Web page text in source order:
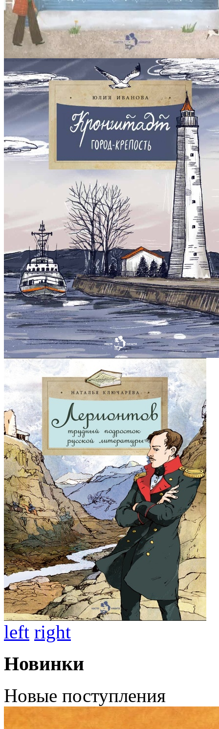
left right
Новинки
Новые поступления